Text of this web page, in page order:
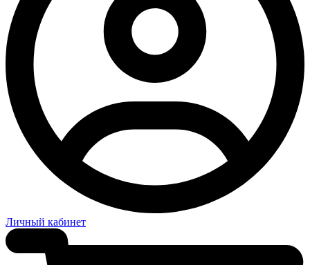
Личный кабинет